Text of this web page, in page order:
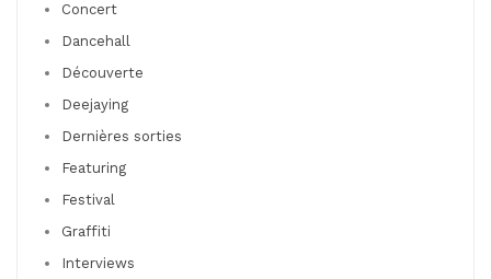
Concert
Dancehall
Découverte
Deejaying
Dernières sorties
Featuring
Festival
Graffiti
Interviews